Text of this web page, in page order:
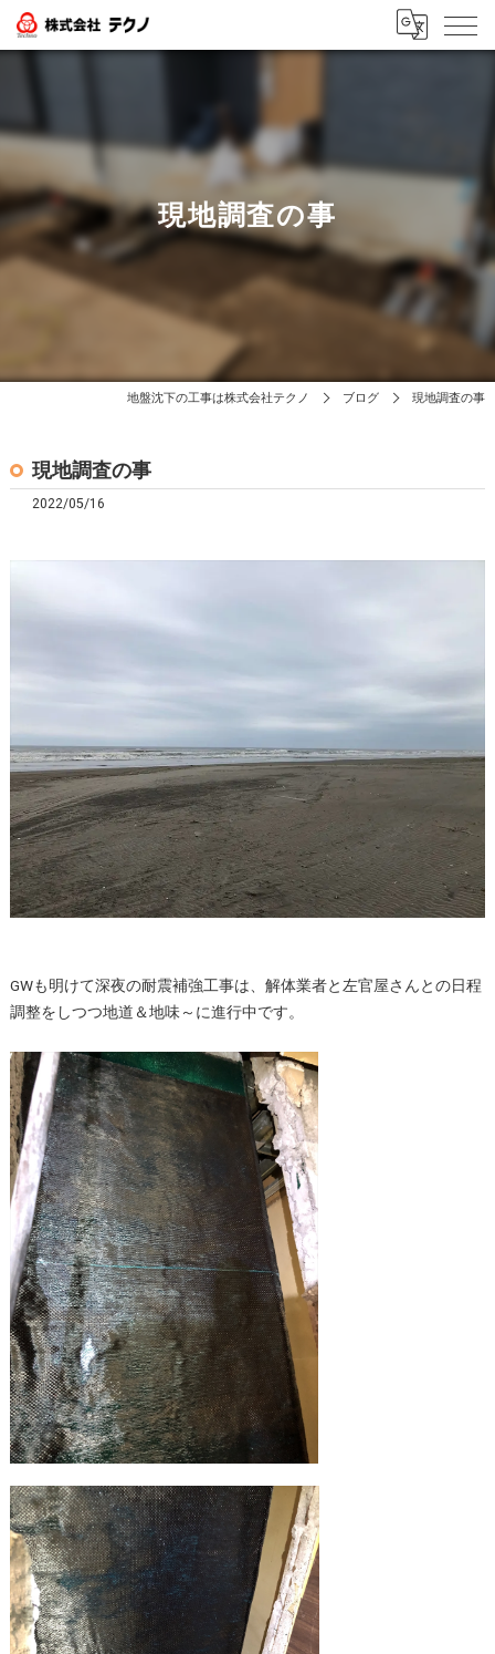
現地調査の事
地盤沈下の工事は株式会社テクノ ブログ 現地調査の事
現地調査の事
2022/05/16
GWも明けて深夜の耐震補強工事は、解体業者と左官屋さんとの日程
調整をしつつ地道＆地味～に進行中です。